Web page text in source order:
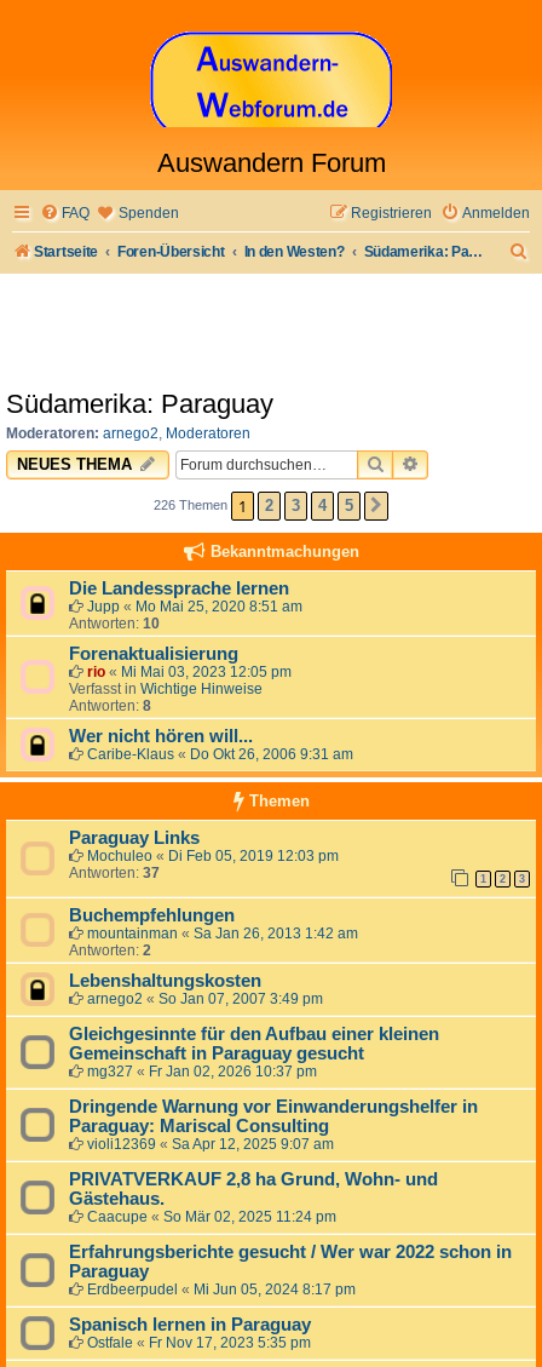
Auswandern Forum
FAQ Spenden Anmelden
Registrieren
Startseite Foren-Übersicht In den Westen? Südamerika: Paraguay
Südamerika: Paraguay
Moderatoren: arnego2, Moderatoren
NEUES THEMA SUCHEERWEITERTE
226 Themen 1 2 3 4 5
Bekanntmachungen
Die Landessprache lernen
Jupp « Mo Mai 25, 2020 8:51 am
Antworten: 10
Forenaktualisierung
rio « Mi Mai 03, 2023 12:05 pm
Verfasst in Wichtige Hinweise
Antworten: 8
Wer nicht hören will...
Caribe-Klaus « Do Okt 26, 2006 9:31 am
Themen
Paraguay Links
Mochuleo « Di Feb 05, 2019 12:03 pm
Antworten: 37 1 2 3
Buchempfehlungen
mountainman « Sa Jan 26, 2013 1:42 am
Antworten: 2
Lebenshaltungskosten
arnego2 « So Jan 07, 2007 3:49 pm
Gleichgesinnte für den Aufbau einer kleinen
Gemeinschaft in Paraguay gesucht
mg327 « Fr Jan 02, 2026 10:37 pm
Dringende Warnung vor Einwanderungshelfer in
Paraguay: Mariscal Consulting
violi12369 « Sa Apr 12, 2025 9:07 am
PRIVATVERKAUF 2,8 ha Grund, Wohn- und
Gästehaus.
Caacupe « So Mär 02, 2025 11:24 pm
Erfahrungsberichte gesucht / Wer war 2022 schon in
Paraguay
Erdbeerpudel « Mi Jun 05, 2024 8:17 pm
Spanisch lernen in Paraguay
Ostfale « Fr Nov 17, 2023 5:35 pm